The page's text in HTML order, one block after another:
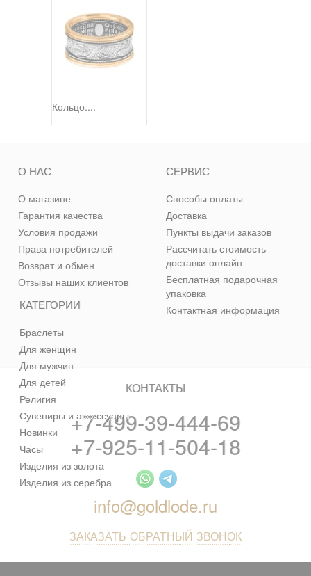
Кольцо....
КАТЕГОРИИ
Браслеты
Для женщин
Для мужчин
Для детей
Религия
Сувениры и аксессуары
Новинки
Часы
Изделия из золота
Изделия из серебра
О НАС
О магазине
Гарантия качества
Условия продажи
Права потребителей
Возврат и обмен
Отзывы наших клиентов
СЕРВИС
Способы оплаты
Доставка
Пункты выдачи заказов
Рассчитать стоимость
доставки онлайн
Бесплатная подарочная
упаковка
Контактная информация
КОНТАКТЫ
+7-499-39-444-69
+7-925-11-504-18
info@goldlode.ru
ЗАКАЗАТЬ ОБРАТНЫЙ ЗВОНОК